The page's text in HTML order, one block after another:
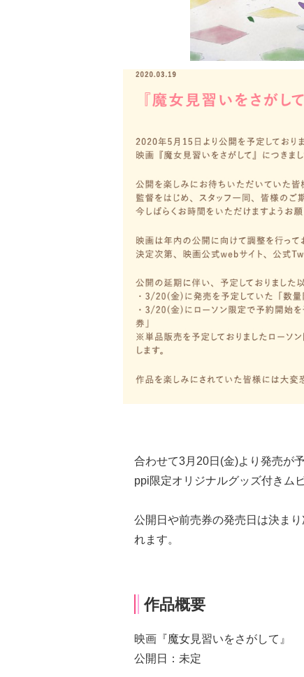
合わせて3月20日(金)より発売が
ppi限定オリジナルグッズ付きム
公開日や前売券の発売日は決ま
れます。
作品概要
映画『魔女見習いをさがして』
公開日：未定